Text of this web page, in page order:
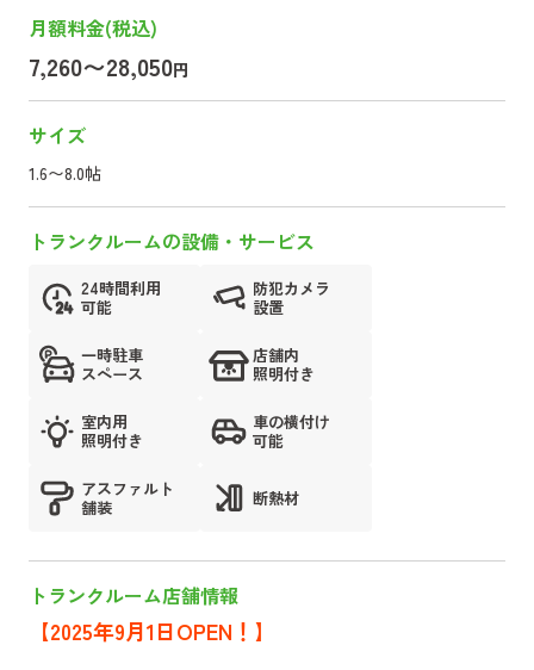
月額料金(税込)
7,260〜28,050円
サイズ
1.6〜8.0帖
トランクルームの設備・サービス
24時間利用
可能
防犯カメラ
設置
一時駐車
スペース
店舗内
照明付き
室内用
照明付き
車の横付け
可能
アスファルト
舗装
断熱材
トランクルーム店舗情報
【2025年9月1日OPEN！】